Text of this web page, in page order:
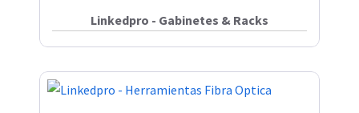
Linkedpro - Gabinetes & Racks